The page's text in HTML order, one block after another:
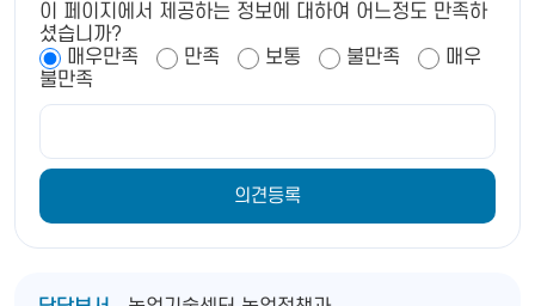
이 페이지에서 제공하는 정보에 대하여 어느정도 만족하
셨습니까?
매우만족
만족 보통 불만족
매우
불만족